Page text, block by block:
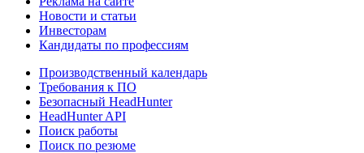
Новости и статьи
Инвесторам
Кандидаты по профессиям
Производственный календарь
Требования к ПО
Безопасный HeadHunter
HeadHunter API
Поиск работы
Поиск по резюме